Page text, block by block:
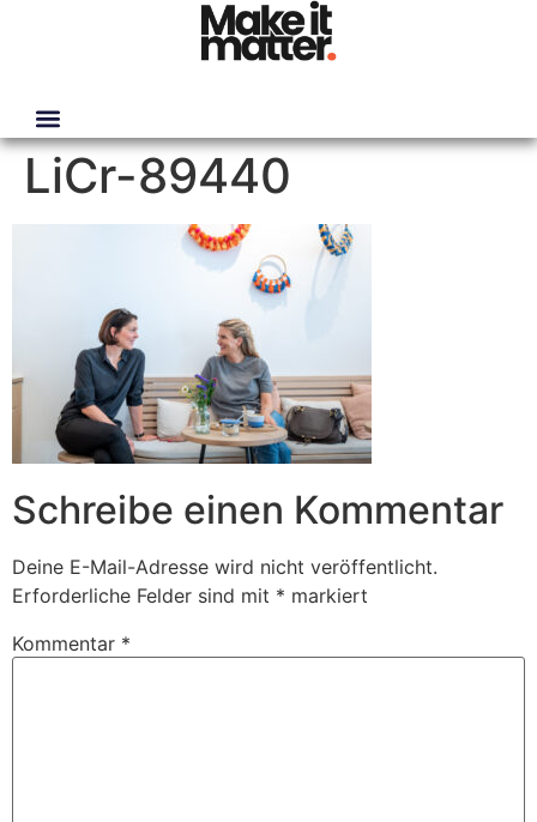
LiCr-89440
Schreibe einen Kommentar
Deine E-Mail-Adresse wird nicht veröffentlicht.
Erforderliche Felder sind mit * markiert
Kommentar *